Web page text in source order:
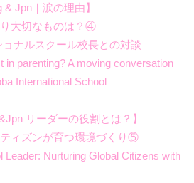
Jpn｜涙の理由】
り大切なものは？④
ナルスクール校長との対談
parenting? A moving conversation
International School
リーダーの役割とは？】
ィズンが育つ環境づくり⑤
Leader: Nurturing Global Citizens with